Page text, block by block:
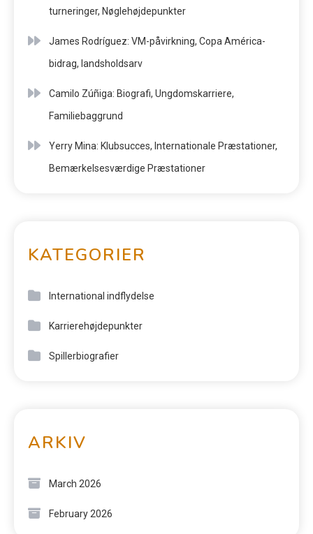
turneringer, Nøglehøjdepunkter
James Rodríguez: VM-påvirkning, Copa América-
bidrag, landsholdsarv
Camilo Zúñiga: Biografi, Ungdomskarriere,
Familiebaggrund
Yerry Mina: Klubsucces, Internationale Præstationer,
Bemærkelsesværdige Præstationer
KATEGORIER
International indflydelse
Karrierehøjdepunkter
Spillerbiografier
ARKIV
March 2026
February 2026